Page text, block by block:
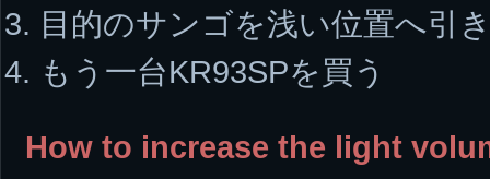
目的のサンゴを浅い位置へ引
もう一台KR93SPを買う
How to increase the light